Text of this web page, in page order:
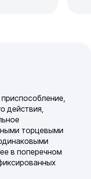
действия,
торцевыми
в поперечном